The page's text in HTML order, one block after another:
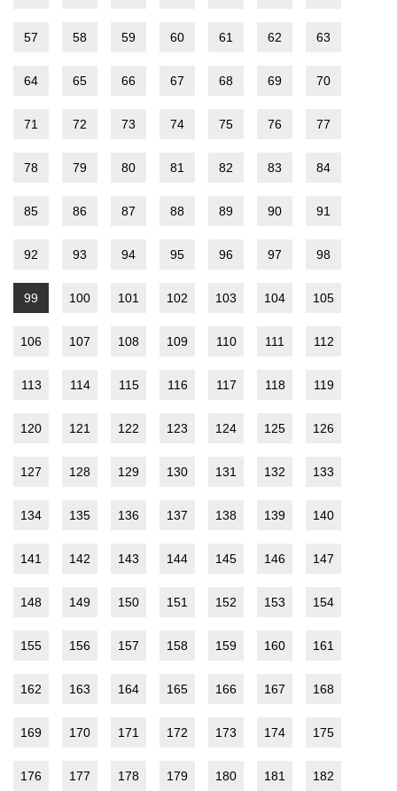
57 58 59 60 61 62 63
64 65 66 67 68 69 70
71 72 73 74 75 76 77
78 79 80 81 82 83 84
85 86 87 88 89 90 91
92 93 94 95 96 97 98
99 100 101 102 103 104 105
106 107 108 109 110 111 112
113 114 115 116 117 118 119
120 121 122 123 124 125 126
127 128 129 130 131 132 133
134 135 136 137 138 139 140
141 142 143 144 145 146 147
148 149 150 151 152 153 154
155 156 157 158 159 160 161
162 163 164 165 166 167 168
169 170 171 172 173 174 175
176 177 178 179 180 181 182